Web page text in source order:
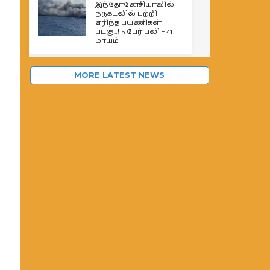
இந்தோனேசியாவில்
நடுகடலில் பற்றி
எரிந்த பயணிகள்
படகு…! 5 பேர் பலி – 41
மாயம்
MORE LATEST NEWS